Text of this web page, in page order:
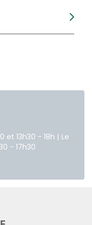
et 13h30 - 18h | Le
- 17h30